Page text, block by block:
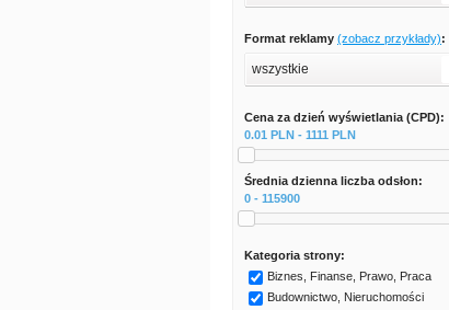
Format reklamy (zobacz przykłady):
wszystkie
Cena za dzień wyświetlania (CPD):
0.01 PLN - 1111 PLN
Średnia dzienna liczba odsłon:
0 - 115900
Kategoria strony:
Biznes, Finanse, Prawo, Praca
Budownictwo, Nieruchomości